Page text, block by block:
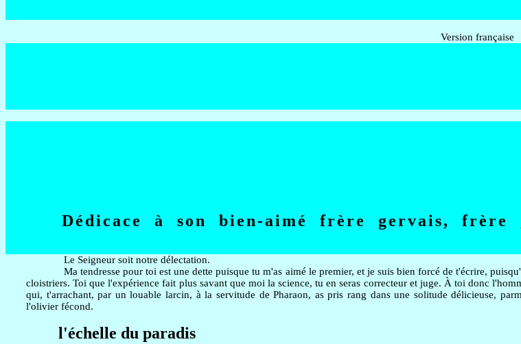
Version française
Dédicace à son bien-aimé frère gervais, frère
Le Seigneur soit notre délectation.
Ma tendresse pour toi est une dette puisque tu m'as aimé le premier, et je suis bien forcé de t'écrire,
cloistriers. Toi que l'expérience fait plus savant que moi la science, tu en seras correcteur et juge. À toi donc
qui, t'arrachant, par un louable larcin, à la servitude de Pharaon, as pris rang dans une solitude délicieuse,
l'olivier fécond.
l'échelle du paradis